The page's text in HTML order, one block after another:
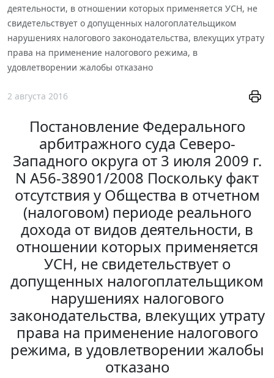
деятельности, в отношении которых применяется УСН, не
свидетельствует о допущенных налогоплательщиком
нарушениях налогового законодательства, влекущих утрату
права на применение налогового режима, в
удовлетворении жалобы отказано
2 августа 2016
Постановление Федерального
арбитражного суда Северо-
Западного округа от 3 июля 2009 г.
N А56-38901/2008 Поскольку факт
отсутствия у Общества в отчетном
(налоговом) периоде реального
дохода от видов деятельности, в
отношении которых применяется
УСН, не свидетельствует о
допущенных налогоплательщиком
нарушениях налогового
законодательства, влекущих утрату
права на применение налогового
режима, в удовлетворении жалобы
отказано